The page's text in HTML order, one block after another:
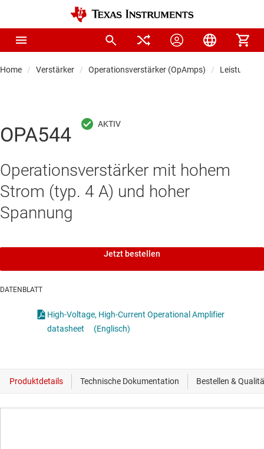
Home Verstärker Operationsverstärker (OpAmps)
OPA544
Operationsverstärker mit hohem
Strom (typ. 4 A) und hoher
Spannung
Jetzt bestellen
DATENBLATT
High-Voltage, High-Current Operational Amplifier
datasheet
(Englisch)